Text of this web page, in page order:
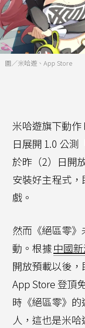
圖／米哈遊、App Store
米哈遊旗下動作
日展開 1.0 公
於昨（2）日開
安裝好主程式
戲。
然而《絕區零
動。根據中國
開放預載以後
App Store 登頂
時《絕區零》
人，這也是米